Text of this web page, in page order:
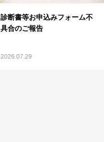
診断書等お申込みフォーム不
具合のご報告
2026.07.29